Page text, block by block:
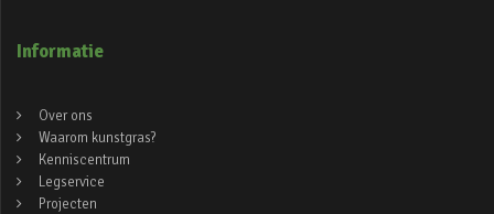
Informatie
Over ons
Waarom kunstgras?
Kenniscentrum
Legservice
Projecten